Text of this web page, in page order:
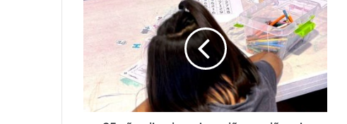
niños:
historia